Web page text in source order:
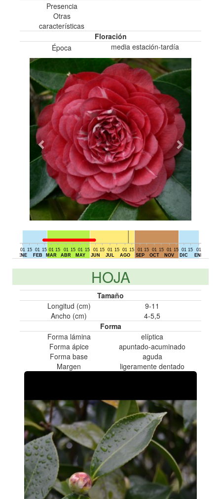
Presencia
Otras
características
Floración
Época
media estación-tardía
01
ENE
15
01
FEB
15 01
MAR
15
01
ABR
15 01
MAY
15
01
JUN
15
01
JUL
15
01
AGO
15
01
SEP
15
01
OCT
15
01
NOV
15 01
DIC
15
01
ENE
HOJA
Tamaño
Longitud (cm)
9-11
Ancho (cm)
4-5,5
Forma
Forma lámina
elíptica
Forma ápice
apuntado-acuminado
Forma base
aguda
Margen
ligeramente dentado